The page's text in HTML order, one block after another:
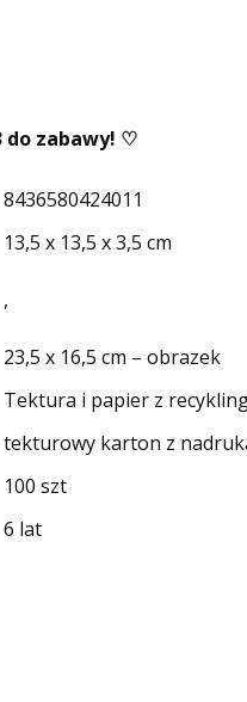
do zabawy! ♡
8436580424011
13,5 x 13,5 x 3,5 cm
,
23,5 x 16,5 cm – obrazek
Tektura i papier z
tekturowy karton z
100 szt
6 lat